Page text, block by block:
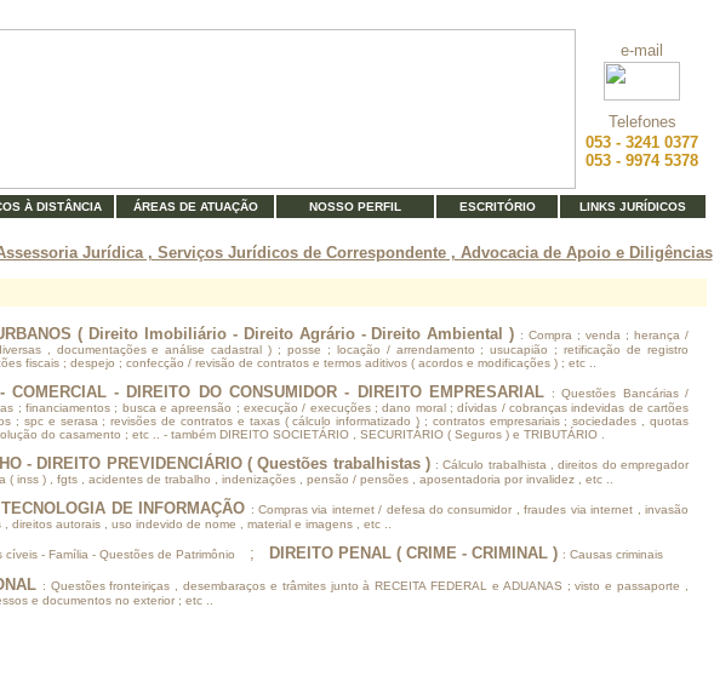
e-mail
Telefones
053 - 3241 0377
053 - 9974 5378
À DISTÂNCIA ÁREAS DE ATUAÇÃO NOSSO PERFIL ESCRITÓRIO LINKS JURÍDICOS
Jurídica , Serviços Jurídicos de Correspondente , Advocacia de Apoio e Diligências
( Direito Imobiliário - Direito Agrário - Direito Ambiental ) : Compra ; venda ; herança /
, documentações e análise cadastral ) ; posse ; locação / arrendamento ; usucapião ; retificação de registro
fiscais ; despejo ; confecção / revisão de contratos e termos aditivos ( acordos e modificações ) ; etc ..
COMERCIAL - DIREITO DO CONSUMIDOR - DIREITO EMPRESARIAL
: Questões Bancárias /
; financiamentos ; busca e apreensão ; execução / execuções ; dano moral ; dívidas / cobranças indevidas de cartões
; spc e serasa ; revisões de contratos e taxas ( cálculo informatizado ) ; contratos empresariais ; sociedades , quotas
do casamento ; etc .. - também DIREITO SOCIETÁRIO , SECURITÁRIO ( Seguros ) e TRIBUTÁRIO .
- DIREITO PREVIDENCIÁRIO ( Questões trabalhistas ) : Cálculo trabalhista , direitos do empregador
( inss ) , fgts , acidentes de trabalho , indenizações , pensão / pensões , aposentadoria por invalidez , etc ..
DE INFORMAÇÃO : Compras via internet / defesa do consumidor , fraudes via internet , invasão
direitos autorais , uso indevido de nome , material e imagens , etc ..
cíveis - Família - Questões de Patrimônio ; DIREITO PENAL ( CRIME - CRIMINAL ) : Causas criminais
: Questões fronteiriças , desembaraços e trâmites junto à RECEITA FEDERAL e ADUANAS ; visto e passaporte ,
e documentos no exterior ; etc ..